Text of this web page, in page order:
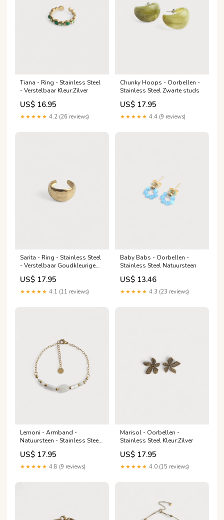
Tiana - Ring - Stainless Steel
- Verstelbaar Kleur:Zilver
US$ 16.95
★★★★★ 4.2 (26 reviews)
Chunky Hoops - Oorbellen -
Stainless Steel Zwarte studs
US$ 17.95
★★★★★ 4.4 (9 reviews)
Sarita - Ring - Stainless Steel
- Verstelbaar Goudkleurige
ringen
US$ 17.95
★★★★★ 4.1 (11 reviews)
Baby Babs - Oorbellen -
Stainless Steel Natuursteen
US$ 13.46
★★★★★ 4.3 (23 reviews)
Lemoni - Armband -
Natuursteen - Stainless Steel
Steenkleur:Blauw
US$ 17.95
★★★★★ 4.8 (9 reviews)
Marisol - Oorbellen -
Stainless Steel Kleur:Zilver
US$ 17.95
★★★★★ 4.0 (15 reviews)